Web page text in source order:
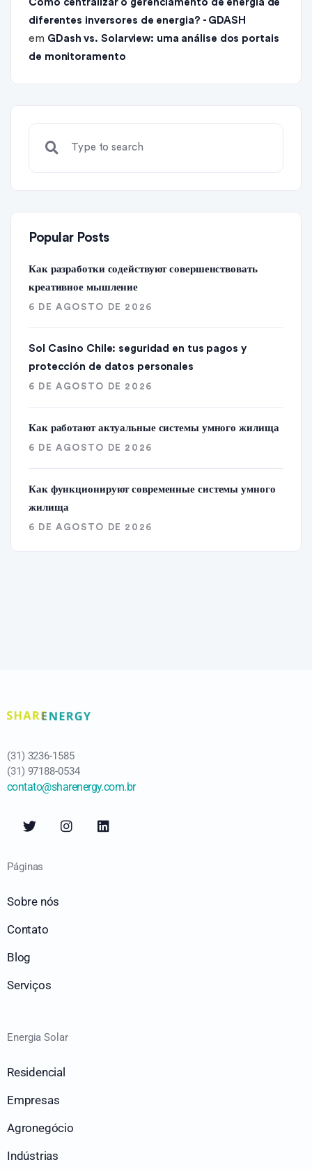
Como centralizar o gerenciamento de energia de
diferentes inversores de energia? - GDASH
em GDash vs. Solarview: uma análise dos portais
de monitoramento
Popular Posts
Как разработки содействуют совершенствовать
креативное мышление
6 DE AGOSTO DE 2026
Sol Casino Chile: seguridad en tus pagos y
protección de datos personales
6 DE AGOSTO DE 2026
Как работают актуальные системы умного жилища
6 DE AGOSTO DE 2026
Как функционируют современные системы умного
жилища
6 DE AGOSTO DE 2026
(31) 3236-1585
(31) 97188-0534
contato@sharenergy.com.br
Páginas
Sobre nós
Contato
Blog
Serviços
Energia Solar
Residencial
Empresas
Agronegócio
Indústrias